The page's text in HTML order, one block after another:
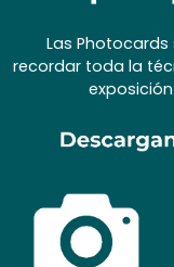
Las
recordar toda la